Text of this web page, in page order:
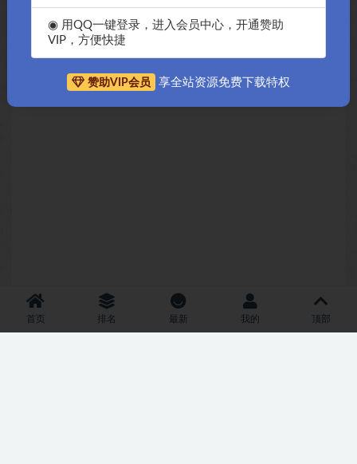
首页 排名 最新 我的 顶部
◉ 用QQ一键登录，进入会员中心，开通赞助
VIP，方便快捷
赞助VIP会员 享全站资源免费下载特权